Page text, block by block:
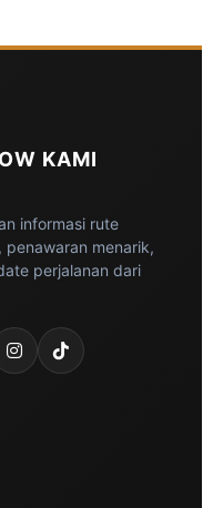
KAMI
informasi rute
penawaran menarik,
perjalanan dari